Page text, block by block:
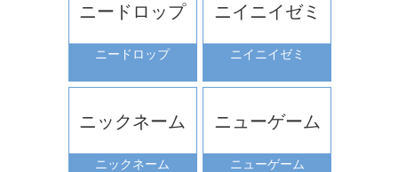
ニードロップ
ニードロップ
ニイニイゼミ
ニイニイゼミ
ニックネーム
ニックネーム
ニューゲーム
ニューゲーム